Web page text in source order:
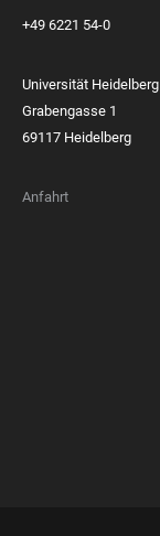
+49 6221 54-0
Universität Heidelberg
Grabengasse 1
69117 Heidelberg
Anfahrt